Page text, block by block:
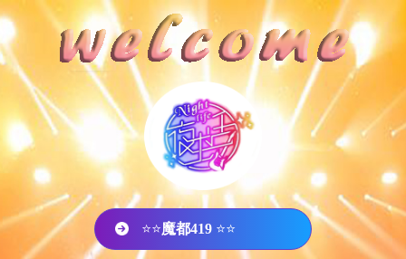
⭐⭐魔都419 ⭐⭐